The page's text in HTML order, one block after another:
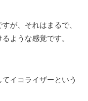
が、それはまるで、
ような感覚です。
イコライザーという